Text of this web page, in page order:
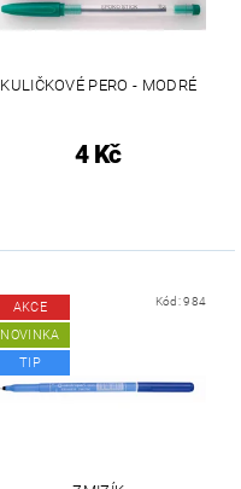
KULIČKOVÉ PERO - MODRÉ
4 Kč
AKCE
NOVINKA
TIP
Kód:984